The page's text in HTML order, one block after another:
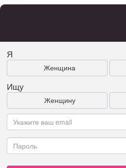
Я
Женщина
Ищу
Женщину